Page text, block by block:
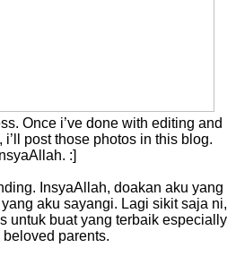
Once i’ve done with editing and
post those photos in this blog.
InsyaAllah. :]
InsyaAllah, doakan aku yang
aku sayangi. Lagi sikit saja ni,
untuk buat yang terbaik especially
beloved parents.